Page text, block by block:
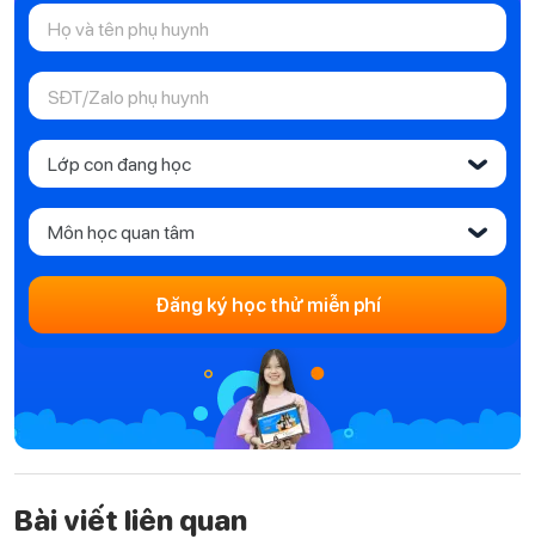
Lớp con đang học ‹
Môn học quan tâm ‹
Đăng ký học thử miễn phí
Bài viết liên quan